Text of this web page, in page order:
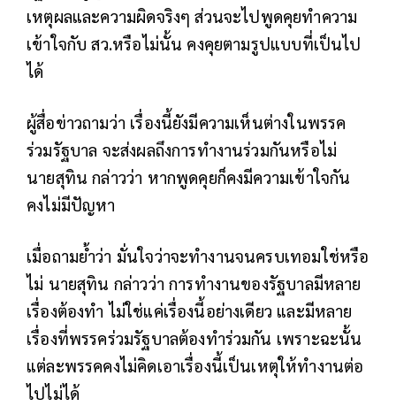
เหตุผลและความผิดจริงๆ ส่วนจะไปพูดคุยทำความ
เข้าใจกับ สว.หรือไม่นั้น คงคุยตามรูปแบบที่เป็นไป
ได้
ผู้สื่อข่าวถามว่า เรื่องนี้ยังมีความเห็นต่างในพรรค
ร่วมรัฐบาล จะส่งผลถึงการทำงานร่วมกันหรือไม่
นายสุทิน กล่าวว่า หากพูดคุยก็คงมีความเข้าใจกัน
คงไม่มีปัญหา
เมื่อถามย้ำว่า มั่นใจว่าจะทำงานจนครบเทอมใช่หรือ
ไม่ นายสุทิน กล่าวว่า การทำงานของรัฐบาลมีหลาย
เรื่องต้องทำ ไม่ใช่แค่เรื่องนี้อย่างเดียว และมีหลาย
เรื่องที่พรรคร่วมรัฐบาลต้องทำร่วมกัน เพราะฉะนั้น
แต่ละพรรคคงไม่คิดเอาเรื่องนี้เป็นเหตุให้ทำงานต่อ
ไปไม่ได้